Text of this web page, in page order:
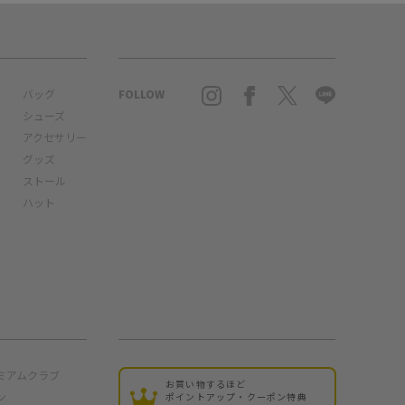
バッグ
シューズ
アクセサリー
グッズ
ストール
ハット
アムクラブ
FOLLOW
お買い物するほど
ポイントアップ・クーポン特典